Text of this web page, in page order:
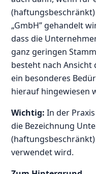
„GmbH” gehandelt
dass die
ganz geringen
besteht nach
ein besonderes
hierauf hingewiesen
Wichtig:In der
die Bezeichnung
verwendet wird.